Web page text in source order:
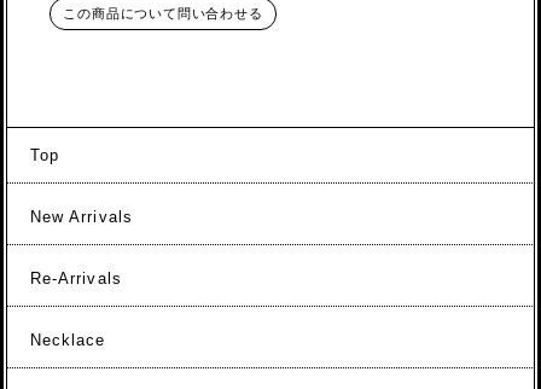
この商品について問い合わせる
Top
New Arrivals
Re-Arrivals
Necklace